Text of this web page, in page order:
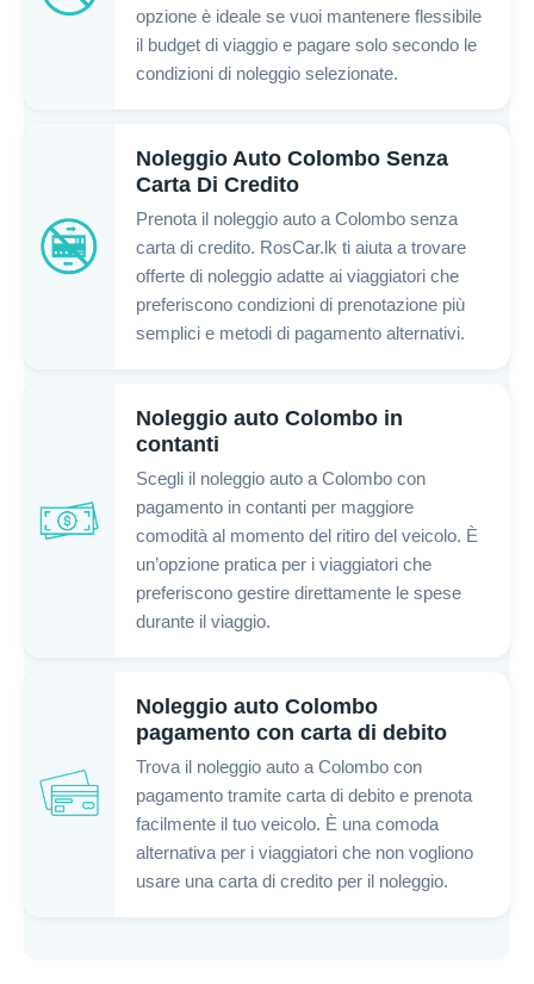
opzione è ideale se vuoi mantenere flessibile
il budget di viaggio e pagare solo secondo le
condizioni di noleggio selezionate.
Noleggio Auto Colombo Senza
Carta Di Credito
Prenota il noleggio auto a Colombo senza
carta di credito. RosCar.lk ti aiuta a trovare
offerte di noleggio adatte ai viaggiatori che
preferiscono condizioni di prenotazione più
semplici e metodi di pagamento alternativi.
Noleggio auto Colombo in
contanti
Scegli il noleggio auto a Colombo con
pagamento in contanti per maggiore
comodità al momento del ritiro del veicolo. È
un’opzione pratica per i viaggiatori che
preferiscono gestire direttamente le spese
durante il viaggio.
Noleggio auto Colombo
pagamento con carta di debito
Trova il noleggio auto a Colombo con
pagamento tramite carta di debito e prenota
facilmente il tuo veicolo. È una comoda
alternativa per i viaggiatori che non vogliono
usare una carta di credito per il noleggio.